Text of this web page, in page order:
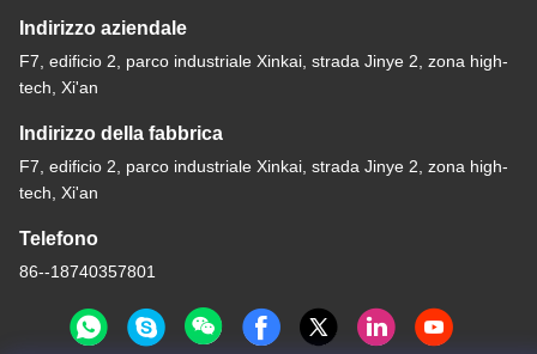
Indirizzo aziendale
F7, edificio 2, parco industriale Xinkai, strada Jinye 2, zona high-
tech, Xi'an
Indirizzo della fabbrica
F7, edificio 2, parco industriale Xinkai, strada Jinye 2, zona high-
tech, Xi'an
Telefono
86--18740357801